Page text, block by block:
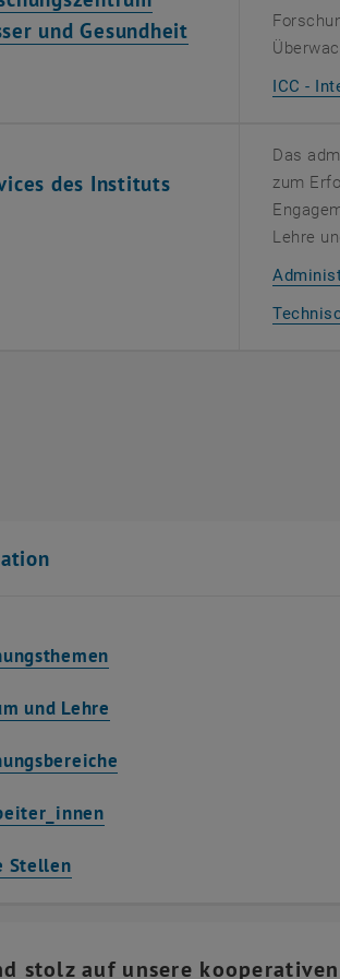
und Gesundheit, öffnet eine
ICC -
des Instituts
Das
zum
Lehre
und Lehre
Stellen
stolz auf unsere